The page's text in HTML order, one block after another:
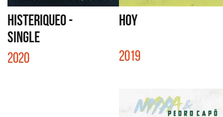
HISTERIQUEO -
SINGLE
2020
HOY
2019